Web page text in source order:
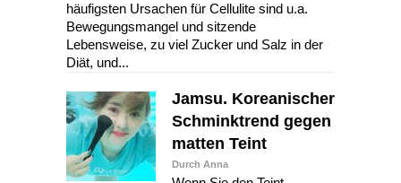
häufigsten Ursachen für Cellulite sind u.a.
Bewegungsmangel und sitzende
Lebensweise, zu viel Zucker und Salz in der
Diät, und...
Jamsu. Koreanischer
Schminktrend gegen
matten Teint
Durch Anna